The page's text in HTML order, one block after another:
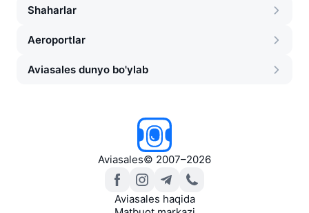
Shaharlar
Aeroportlar
Aviasales dunyo bo'ylab
Aviasales© 2007–2026
Aviasales haqida